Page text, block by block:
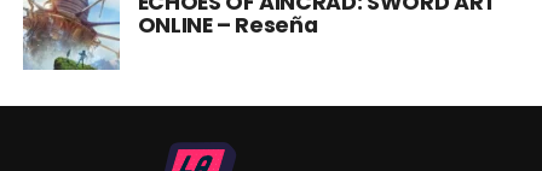
ONLINE – Reseña